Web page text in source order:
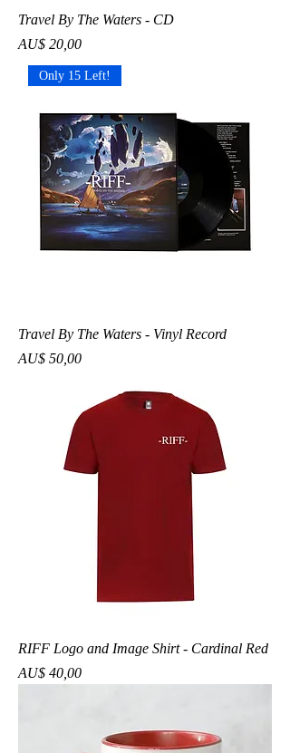
Travel By The Waters - CD
Preço
AU$ 20,00
Only 15 Left!
Travel By The Waters - Vinyl Record
Preço
AU$ 50,00
RIFF Logo and Image Shirt - Cardinal Red
Preço
AU$ 40,00